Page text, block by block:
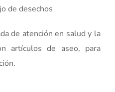
de desechos
de atención en salud y la
artículos de aseo, para